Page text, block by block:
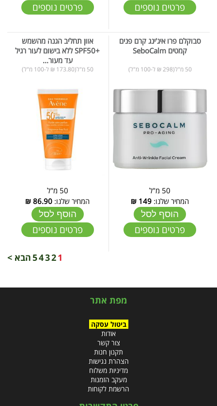
פרטים נוספים פרטים נוספים
סבוקלם פרו איג'ינג קרם פנים
קמטים SeboCalm
50 מ"ל(298 ₪ ל-100 מ"ל)
50 מ"ל
המחיר שלנו: 149
₪
הוסף לסל
פרטים נוספים
אוון תחליב הגנה מהשמש
+SPF50 ללא בישום לעור רגיל
עד מעור...
50 מ"ל(173.80 ₪ ל-100 מ"ל)
50 מ"ל
המחיר שלנו: 86.90
₪
הוסף לסל
פרטים נוספים
1
2
3
4
5הבא >
מפת אתר
ביטול עסקה
אודות
צור קשר
תקנון חנות
הצהרת נגישות
מדיניות משלוח
מעקב הזמנות
הרשמת לקוחות